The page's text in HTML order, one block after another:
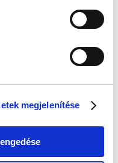
megjelenítése